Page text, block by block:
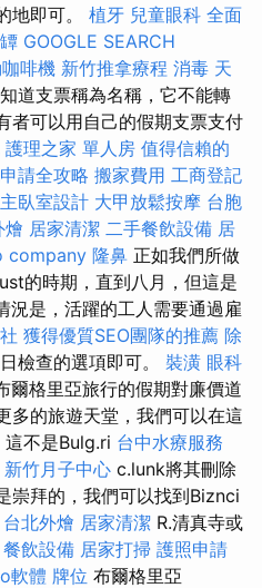
地即可。 植牙 兒童眼科 全面
GOOGLE SEARCH
啡機 新竹推拿療程 消毒 天
道支票稱為名稱，它不能轉
者可以用自己的假期支票支付
護理之家 單人房 值得信賴的
請全攻略 搬家費用 工商登記
臥室設計 大甲放鬆按摩 台胞
燴 居家清潔 二手餐飲設備 居
company 隆鼻 正如我們所做
的時期，直到八月，但這是
況是，活躍的工人需要通過雇
獲得優質SEO團隊的推薦 除
檢查的選項即可。 裝潢 眼科
爾格里亞旅行的假期對廉價道
多的旅遊天堂，我們可以在這
這不是Bulg.ri 台中水療服務
新竹月子中心 c.lunk將其刪除
崇拜的，我們可以找到Biznci
台北外燴 居家清潔 R.清真寺或
餐飲設備 居家打掃 護照申請
軟體 牌位 布爾格里亞